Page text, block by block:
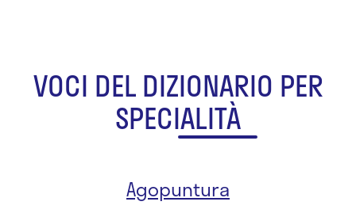
VOCI DEL DIZIONARIO PER
SPECIALITÀ
Agopuntura